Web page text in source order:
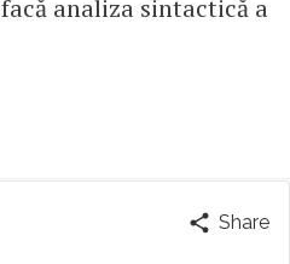
analiza sintactică a
Share